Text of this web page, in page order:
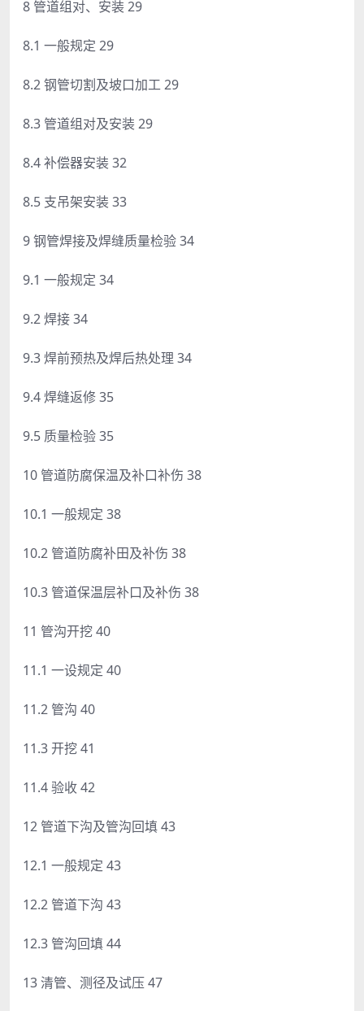
8 管道组对、安装 29
8.1 一般规定 29
8.2 钢管切割及坡口加工 29
8.3 管道组对及安装 29
8.4 补偿器安装 32
8.5 支吊架安装 33
9 钢管焊接及焊缝质量检验 34
9.1 一般规定 34
9.2 焊接 34
9.3 焊前预热及焊后热处理 34
9.4 焊缝返修 35
9.5 质量检验 35
10 管道防腐保温及补口补伤 38
10.1 一般规定 38
10.2 管道防腐补田及补伤 38
10.3 管道保温层补口及补伤 38
11 管沟开挖 40
11.1 一设规定 40
11.2 管沟 40
11.3 开挖 41
11.4 验收 42
12 管道下沟及管沟回填 43
12.1 一般规定 43
12.2 管道下沟 43
12.3 管沟回填 44
13 清管、测径及试压 47